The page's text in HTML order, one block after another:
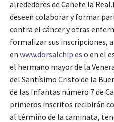
alrededores de Cañete la
deseen colaborar y formar
contra el cáncer y otras
formalizar sus inscripciones,
en www.dorsalchip.es o en el
el hermano mayor de la
del Santísimo Cristo de la
de las Infantas número 7 de
primeros inscritos recibirán
al término de la caminata,